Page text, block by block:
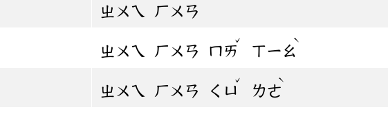
ㄓㄨㄟ ㄏㄨㄢ
ㄓㄨㄟ ㄏㄨㄢ ㄇㄞ
ˇ
ㄒㄧㄠ
ˋ
ㄓㄨㄟ ㄏㄨㄢ ㄑㄩ
ˇ
ㄌㄜ
ˋ